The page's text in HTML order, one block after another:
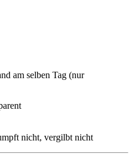
am selben Tag (nur
nicht, vergilbt nicht